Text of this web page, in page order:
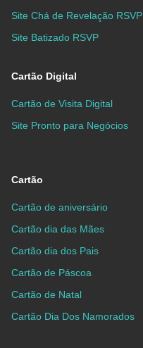
Site Chá de Revelação RSVP
Site Batizado RSVP
Cartão Digital
Cartão de Visita Digital
Site Pronto para Negócios
Cartão
Cartão de aniversário
Cartão dia das Mães
Cartão dia dos Pais
Cartão de Páscoa
Cartão de Natal
Cartão Dia Dos Namorados